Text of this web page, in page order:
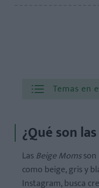
Temas en
¿Qué son
Las Beige Momsson
como beige, gris y
Instagram, busca